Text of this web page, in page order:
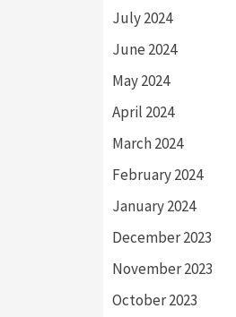
July 2024
June 2024
May 2024
April 2024
March 2024
February 2024
January 2024
December 2023
November 2023
October 2023